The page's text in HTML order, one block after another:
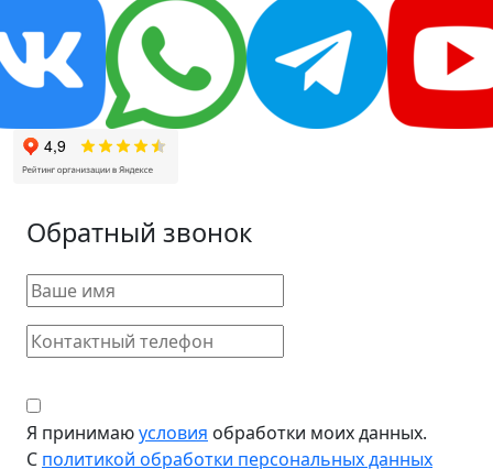
Обратный звонок
Я принимаюусловия обработки моих данных.
С политикой обработки персональных данных